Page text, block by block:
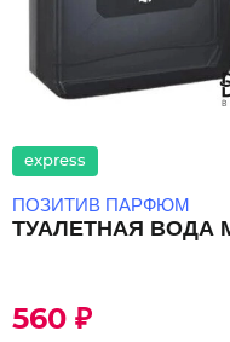
express
ПОЗИТИВ ПАРФЮМ
ТУАЛЕТНАЯ ВОДА
560 ₽